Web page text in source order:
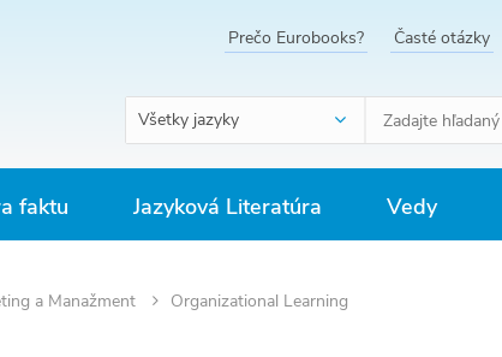
Prečo Eurobooks? Časté otázky
Všetky jazyky
faktu Jazyková Literatúra Vedy
a Manažment Organizational Learning